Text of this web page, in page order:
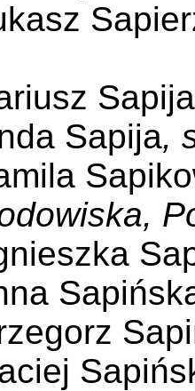
Sapija
Sapija,